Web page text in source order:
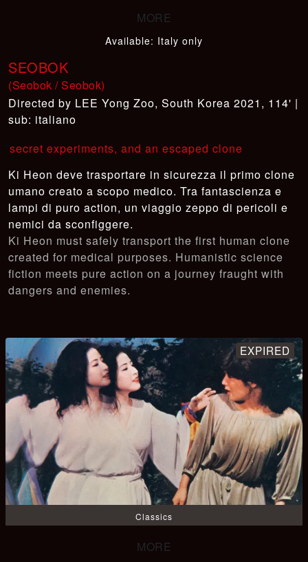
Available: Italy only
SEOBOK
(Seobok / Seobok)
LEE Yong Zoo, South Korea 2021, 114' |
sub: italiano
secret experiments, and an escaped clone
Ki Heon deve trasportare in sicurezza il primo clone
umano creato a scopo medico. Tra fantascienza e
lampi di puro action, un viaggio zeppo di pericoli e
nemici da sconfiggere.
Ki Heon must safely transport the first human clone
created for medical purposes. Humanistic science
fiction meets pure action on a journey fraught with
dangers and enemies.
Classics